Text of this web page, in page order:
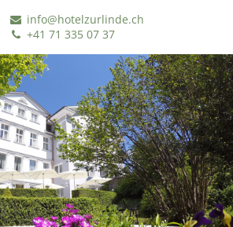
info@hotelzurlinde.ch
+41 71 335 07 37